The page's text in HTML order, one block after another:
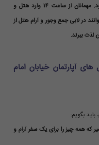
انتخابی مناسب برای زائران محسوب می شود. مهمانان از ساعت ۱۴ وارد هتل و
توانند در لابی جمع وجور و آرام هتل از
لذت ببرند.
آپارتمان خیابان امام
بگویم:
که همه چیز را برای یک سفر آرام و